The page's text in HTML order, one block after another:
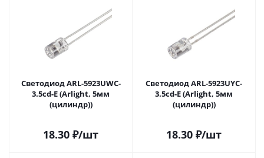
Светодиод ARL-5923UWC-
3.5cd-E (Arlight, 5мм
(цилиндр))
18.30 ₽/шт
Светодиод ARL-5923UYC-
3.5cd-E (Arlight, 5мм
(цилиндр))
18.30 ₽/шт